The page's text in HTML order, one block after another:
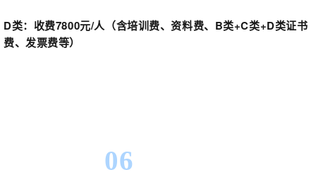
D类： 收费7800元/人（含培训费、资料费、B类+C类+D类证书
费、发票费等）
06